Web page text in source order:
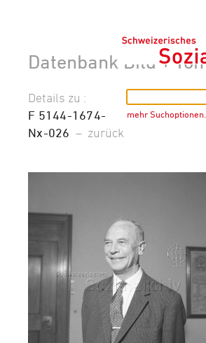
Datenbank Bild + Ton
mehr Suchoptionen…
Details zu :
F 5144-1674-
Nx-026 – zurück